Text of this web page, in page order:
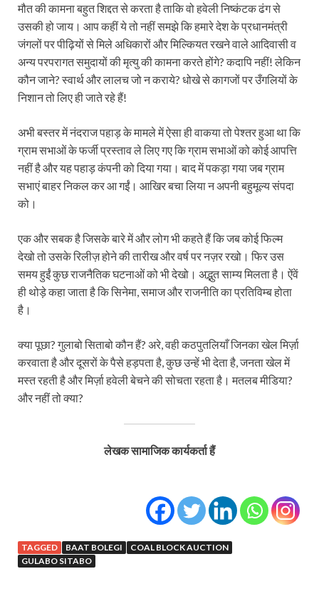
मौत की कामना बहुत शिद्दत से करता है ताकि वो हवेली निष्कंटक ढंग से
उसकी हो जाय। आप कहीं ये तो नहीं समझे कि हमारे देश के प्रधानमंत्री
जंगलों पर पीढ़ियों से मिले अधिकारों और मिल्कियत रखने वाले आदिवासी व
अन्य परपरागत समुदायों की मृत्यु की कामना करते होंगे? कदापि नहीं! लेकिन
कौन जाने? स्वार्थ और लालच जो न कराये? धोखे से कागजों पर उँगलियों के
निशान तो लिए ही जाते रहे हैं!
अभी बस्तर में नंदराज पहाड़ के मामले में ऐसा ही वाकया तो पेश्तर हुआ था कि
ग्राम सभाओं के फर्जी प्रस्ताव ले लिए गए कि ग्राम सभाओं को कोई आपत्ति
नहीं है और यह पहाड़ कंपनी को दिया गया। बाद में पकड़ा गया जब ग्राम
सभाएं बाहर निकल कर आ गईं। आखिर बचा लिया न अपनी बहुमूल्य संपदा
को।
एक और सबक है जिसके बारे में और लोग भी कहते हैं कि जब कोई फिल्म
देखो तो उसके रिलीज़ होने की तारीख और वर्ष पर नज़र रखो। फिर उस
समय हुईं कुछ राजनैतिक घटनाओं को भी देखो। अद्भुत साम्य मिलता है। ऐंवें
ही थोड़े कहा जाता है कि सिनेमा, समाज और राजनीति का प्रतिविम्ब होता
है।
क्या पूछा? गुलाबो सिताबो कौन हैं? अरे, वही कठपुतलियाँ जिनका खेल मिर्ज़ा
करवाता है और दूसरों के पैसे हड़पता है, कुछ उन्हें भी देता है, जनता खेल में
मस्त रहती है और मिर्ज़ा हवेली बेचने की सोचता रहता है। मतलब मीडिया?
और नहीं तो क्या?
लेखक सामाजिक कार्यकर्ता हैं
TAGGED BAAT BOLEGI
COAL BLOCK AUCTION
GULABO SITABO